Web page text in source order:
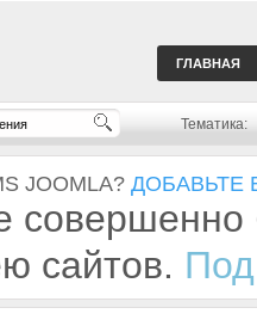
ГЛАВНАЯ
Тематика:
JOOMLA? ДОБАВЬТЕ
совершенно
сайтов.